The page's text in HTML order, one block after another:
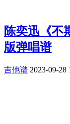
陈奕迅《不
版弹唱谱
吉他谱 2023-09-28